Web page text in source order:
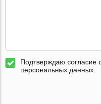
Подтверждаю согласие
персональных данных